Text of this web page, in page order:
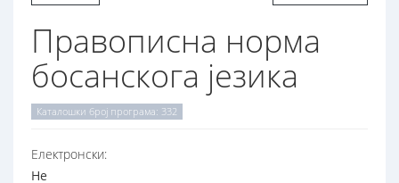
Правописна норма
босанскога језика
Каталошки број програма: 332
Електронски:
Не